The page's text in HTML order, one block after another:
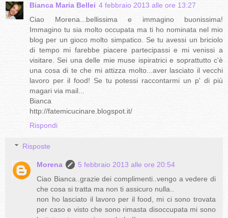
Bianca Maria Bellei 4 febbraio 2013 alle ore 13:27
Ciao Morena...bellissima e immagino buonissima!
Immagino tu sia molto occupata ma ti ho nominata nel mio
blog per un gioco molto simpatico. Se tu avessi un briciolo
di tempo mi farebbe piacere partecipassi e mi venissi a
visitare. Sei una delle mie muse ispiratrici e soprattutto c'è
una cosa di te che mi attizza molto...aver lasciato il vecchi
lavoro per il food! Se tu potessi raccontarmi un p' di più
magari via mail...
Bianca
http://fatemicucinare.blogspot.it/
Rispondi
Risposte
Morena
5 febbraio 2013 alle ore 20:54
Ciao Bianca..grazie dei complimenti..vengo a vedere di
che cosa si tratta ma non ti assicuro nulla..
non ho lasciato il lavoro per il food, mi ci sono trovata
per caso e visto che sono rimasta disoccupata mi sono